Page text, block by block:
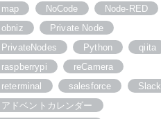
map
NoCode
Node-RED
obniz
Private Node
PrivateNodes
Python
qiita
raspberrypi
reCamera
reterminal
salesforce
Slack
アドベントカレンダー